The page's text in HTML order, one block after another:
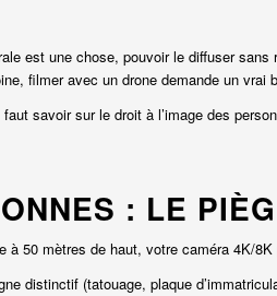
est une chose, pouvoir le diffuser
filmer avec un drone demande un vrai
savoir sur le droit à l’image des
: LE
50 mètres de haut, votre caméra 4K/
distinctif (tatouage, plaque